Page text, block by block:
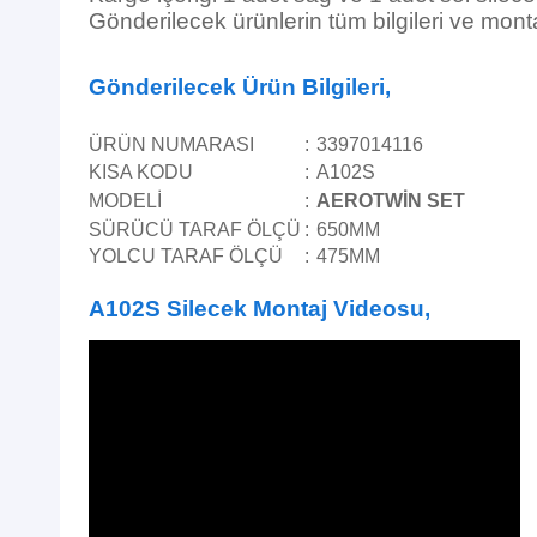
Gönderilecek ürünlerin tüm bilgileri ve
Gönderilecek Ürün Bilgileri,
ÜRÜN NUMARASI : 3397014116
KISA KODU
: A102S
MODELİ
: AEROTWİN SET
SÜRÜCÜ TARAF ÖLÇÜ : 650MM
YOLCU TARAF ÖLÇÜ
: 475MM
A102S Silecek Montaj Videosu,